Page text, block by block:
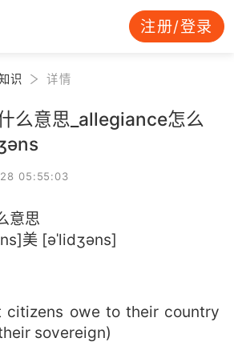
注册/登录
识 详情
么意思_allegiance怎么
05:55:03
意思
美 [əˈlidʒəns]
owe to their country
sovereign)